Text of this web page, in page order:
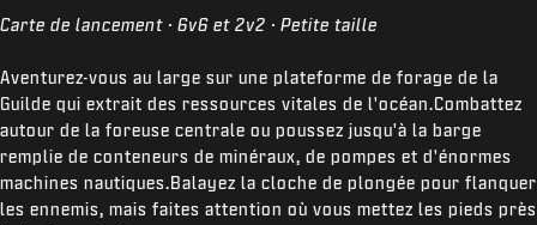
Carte de lancement · 6v6 et 2v2 · Petite taille
Aventurez-vous au large sur une plateforme de forage de la
Guilde qui extrait des ressources vitales de l'océan.Combattez
autour de la foreuse centrale ou poussez jusqu'à la barge
remplie de conteneurs de minéraux, de pompes et d'énormes
machines nautiques.Balayez la cloche de plongée pour flanquer
les ennemis, mais faites attention où vous mettez les pieds près